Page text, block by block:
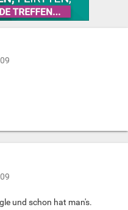
und schon hat man's.